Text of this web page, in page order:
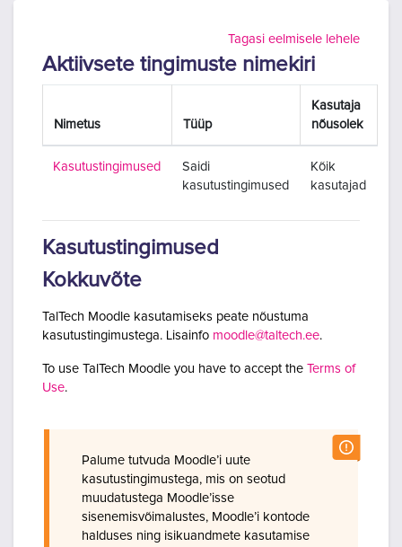
Tagasi eelmisele lehele
Aktiivsete tingimuste nimekiri
Nimetus Tüüp
Kasutaja
nõusolek
Kasutustingimused
Saidi
kasutustingimused
Kõik
kasutajad
Kasutustingimused
Kokkuvõte
TalTech Moodle kasutamiseks peate nõustuma
kasutustingimustega. Lisainfo moodle@taltech.ee.
To use TalTech Moodle you have to accept the Terms of
Use.
Palume tutvuda Moodle’i uute
kasutustingimustega, mis on seotud
muudatustega Moodle’isse
sisenemisvõimalustes, Moodle’i kontode
halduses ning isikuandmete kasutamise